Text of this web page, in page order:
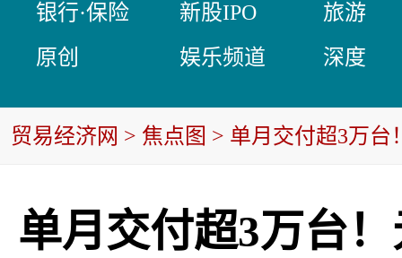
银行·保险
新股IPO
旅游
原创
娱乐频道 深度
贸易经济网 > 焦点图 > 单月交付超3万台
单月交付超3万台